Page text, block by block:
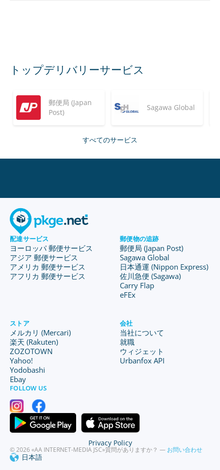
トップデリバリーサービス
郵便局 (Japan
Post)
Sagawa Global
すべてのサービス
配達サービス
ヨーロッパ 郵便サービス
アジア 郵便サービス
アメリカ 郵便サービス
アフリカ 郵便サービス
郵便物の追跡
郵便局 (Japan Post)
Sagawa Global
日本通運 (Nippon Express)
佐川急便 (Sagawa)
Carry Flap
eFEx
ストア
メルカリ (Mercari)
楽天 (Rakuten)
ZOZOTOWN
Yahoo!
Yodobashi
Ebay
会社
当社について
就職
ウィジェット
Urbanfox API
FOLLOW US
© 2026 «AA INTERNET-MEDIA JSC»質問がありますか？ — お問い合わせ
日本語
Privacy Policy